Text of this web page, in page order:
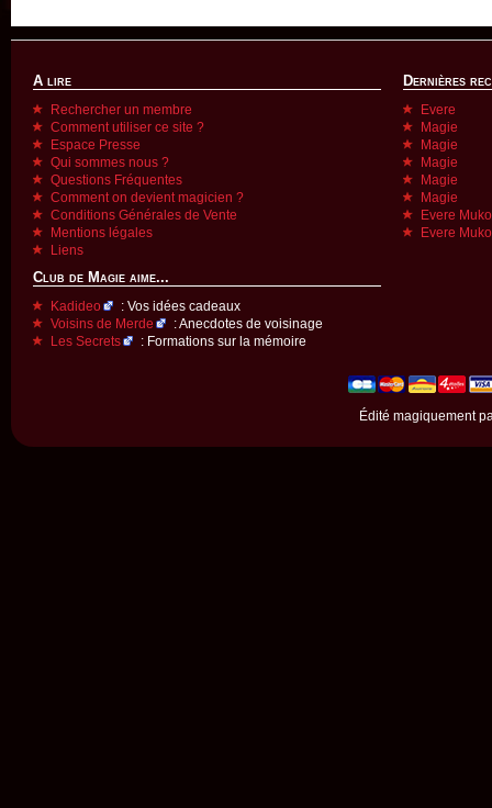
A lire
Rechercher un membre
Comment utiliser ce site ?
Espace Presse
Qui sommes nous ?
Questions Fréquentes
Comment on devient magicien ?
Conditions Générales de Vente
Mentions légales
Liens
Club de Magie aime...
Kadideo
: Vos idées cadeaux
Voisins de Merde
: Anecdotes de voisinage
Les Secrets
: Formations sur la mémoire
Dernières
Evere
Magie
Magie
Magie
Magie
Magie
Evere
Evere
Édité magiquement